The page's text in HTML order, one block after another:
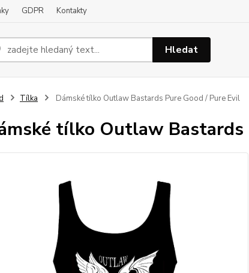
GDPR Kontakty
Hledat
Tílka Dámské tílko Outlaw Bastards Pure Good / Pure Evil
tílko Outlaw Bastards